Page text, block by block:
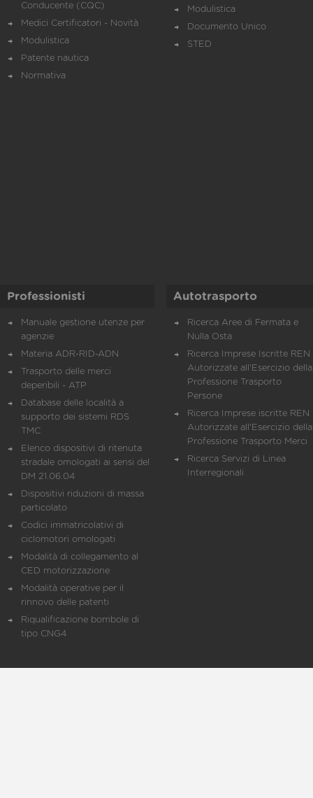
Conducente (CQC)
Medici Certificatori - Novità
Modulistica
Patente nautica
Normativa
Modulistica
Documento Unico
STED
Professionisti
Manuale gestione utenze per
agenzie
Materia ADR-RID-ADN
Trasporto delle merci
deperibili - ATP
Database delle località a
supporto dei sistemi RDS
TMC
Elenco dispositivi di ritenuta
stradale omologati ai sensi del
DM 21.06.04
Dispositivi riduzioni di massa
particolato
Codici immatricolativi di
ciclomotori omologati
Modalità di collegamento al
CED motorizzazione
Modalità operative per il
rinnovo delle patenti
Riqualificazione bombole di
tipo CNG4
Autotrasporto
Ricerca Aree di Fermata e
Nulla Osta
Ricerca Imprese Iscritte REN
Autorizzate all'Esercizio della
Professione Trasporto
Persone
Ricerca Imprese iscritte REN
Autorizzate all'Esercizio della
Professione Trasporto Merci
Ricerca Servizi di Linea
Interregionali